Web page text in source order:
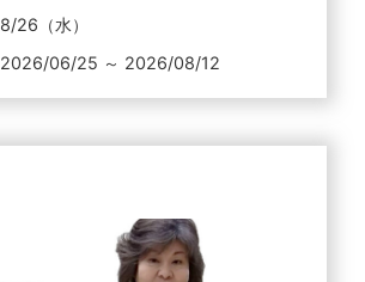
8/26（水）
2026/06/25 ～ 2026/08/12